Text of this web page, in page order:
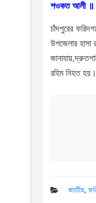
শওকত আলী ॥
চাঁদপুরের
উপজেলার হাসা
রহিম নিহত হয়।
জাতীয়,